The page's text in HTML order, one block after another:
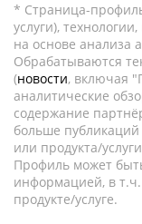
* Страница-
услуги),
на основе анализа
Обрабатываются
(новости, включая
аналитические
содержание
больше
или продукта/
Профиль может
информацией, в
продукте/услуге.